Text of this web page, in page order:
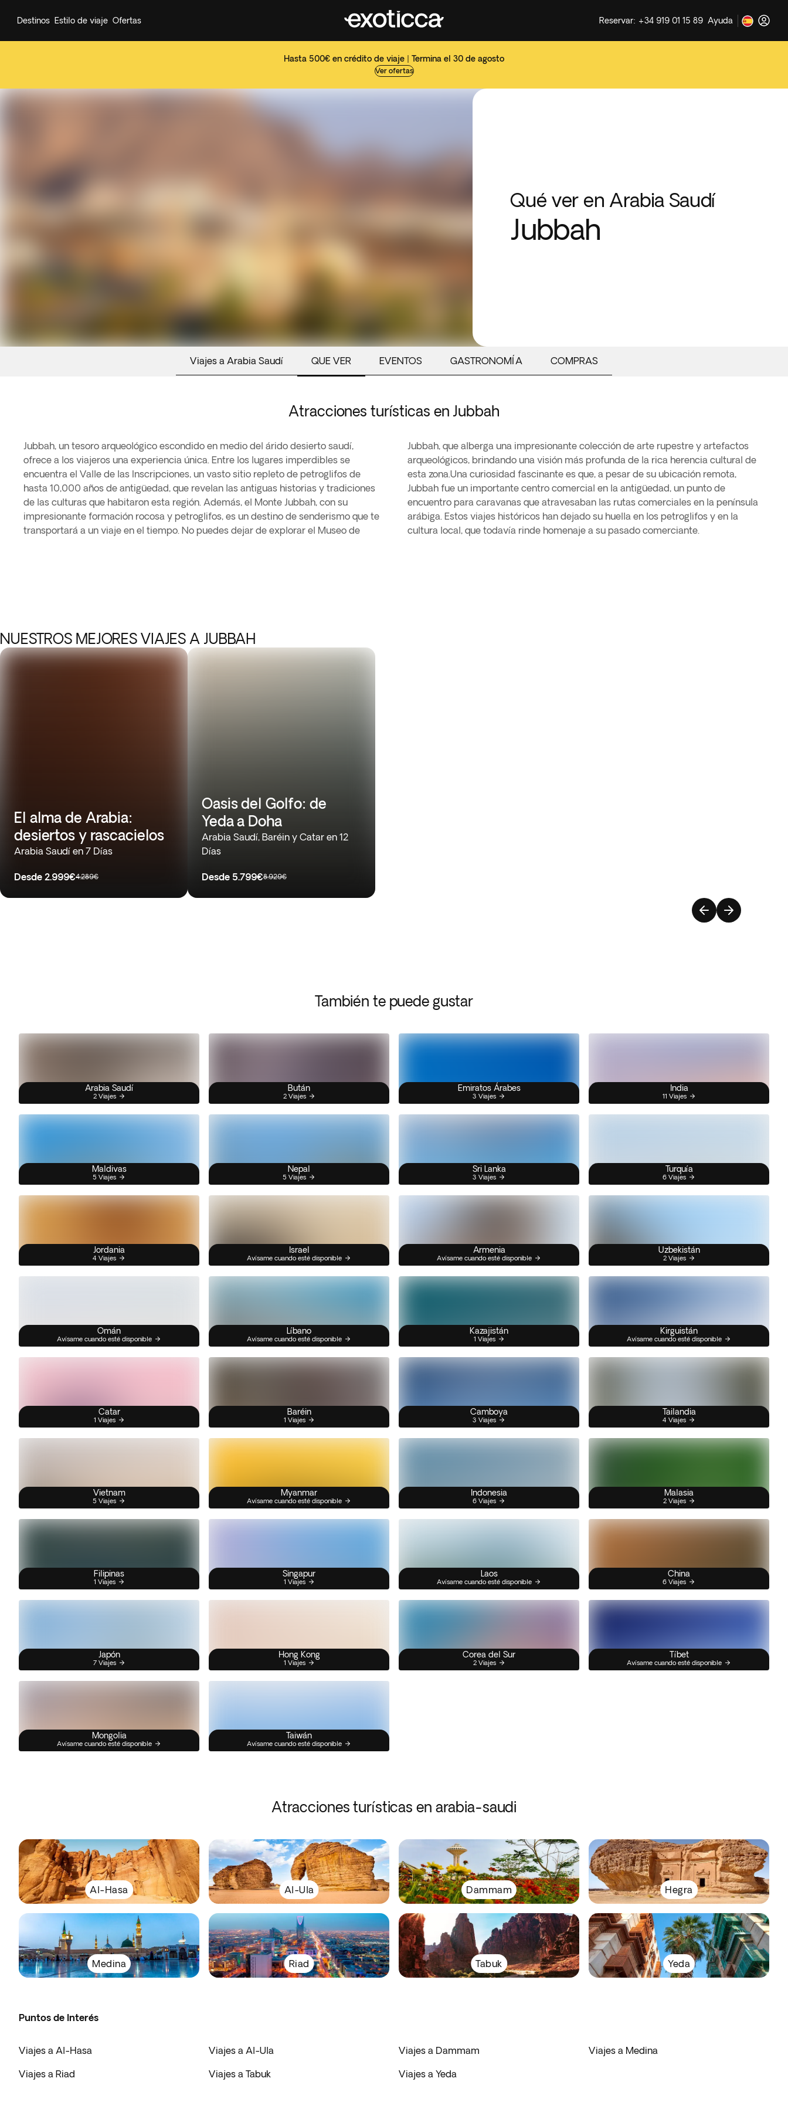
Hasta 500€ en crédito de viaje | Termina el 30 de agosto
Ver ofertas
Destinos Estilo de viaje Ofertas Reservar: +34 919 01 15 89 Ayuda
Qué ver en Arabia Saudí
Jubbah
Viajes a Arabia Saudí QUE VER EVENTOS GASTRONOMÍA COMPRAS
Atracciones turísticas en Jubbah
Jubbah, un tesoro arqueológico escondido en medio del árido desierto saudí,
ofrece a los viajeros una experiencia única. Entre los lugares imperdibles se
encuentra el Valle de las Inscripciones, un vasto sitio repleto de petroglifos de
hasta 10,000 años de antigüedad, que revelan las antiguas historias y tradiciones
de las culturas que habitaron esta región. Además, el Monte Jubbah, con su
impresionante formación rocosa y petroglifos, es un destino de senderismo que te
transportará a un viaje en el tiempo. No puedes dejar de explorar el Museo de
Jubbah, que alberga una impresionante colección de arte rupestre y artefactos
arqueológicos, brindando una visión más profunda de la rica herencia cultural de
esta zona.Una curiosidad fascinante es que, a pesar de su ubicación remota,
Jubbah fue un importante centro comercial en la antigüedad, un punto de
encuentro para caravanas que atravesaban las rutas comerciales en la península
arábiga. Estos viajes históricos han dejado su huella en los petroglifos y en la
cultura local, que todavía rinde homenaje a su pasado comerciante.
NUESTROS MEJORES VIAJES A JUBBAH
El alma de Arabia:
desiertos y rascacielos
Arabia Saudí en 7 Días
Desde 2.999€4.289€
Oasis del Golfo: de
Yeda a Doha
Arabia Saudí, Baréin y Catar en 12
Días
Desde 5.799€8.929€
También te puede gustar
Arabia Saudí
2 Viajes
Bután
2 Viajes
Emiratos Árabes
3 Viajes
India
11 Viajes
Maldivas
5 Viajes
Nepal
5 Viajes
Sri Lanka
3 Viajes
Turquía
6 Viajes
Jordania
4 Viajes
Israel
Avísame cuando esté disponible
Armenia
Avísame cuando esté disponible
Uzbekistán
2 Viajes
Omán
Avísame cuando esté disponible
Líbano
Avísame cuando esté disponible
Kazajistán
1 Viajes
Kirguistán
Avísame cuando esté disponible
Catar
1 Viajes
Baréin
1 Viajes
Camboya
3 Viajes
Tailandia
4 Viajes
Vietnam
5 Viajes
Myanmar
Avísame cuando esté disponible
Indonesia
6 Viajes
Malasia
2 Viajes
Filipinas
1 Viajes
Singapur
1 Viajes
Laos
Avísame cuando esté disponible
China
6 Viajes
Japón
7 Viajes
Hong Kong
1 Viajes
Corea del Sur
2 Viajes
Tíbet
Avísame cuando esté disponible
Mongolia
Avísame cuando esté disponible
Taiwán
Avísame cuando esté disponible
Atracciones turísticas en arabia-saudi
Al-Hasa Al-Ula Dammam Hegra
Medina Riad Tabuk Yeda
Puntos de Interés
Viajes a Al-Hasa Viajes a Al-Ula Viajes a Dammam Viajes a Medina
Viajes a Riad Viajes a Tabuk Viajes a Yeda